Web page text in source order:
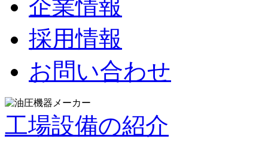
企業情報
採用情報
お問い合わせ
工場設備の紹介